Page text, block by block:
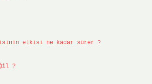
etkisi ne kadar sürer ?
?